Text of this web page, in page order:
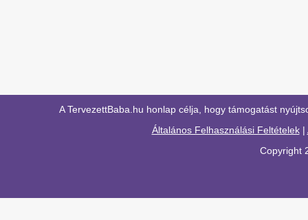
A TervezettBaba.hu honlap célja, hogy támogatást
Általános Felhasználási Feltételek|
Copyright